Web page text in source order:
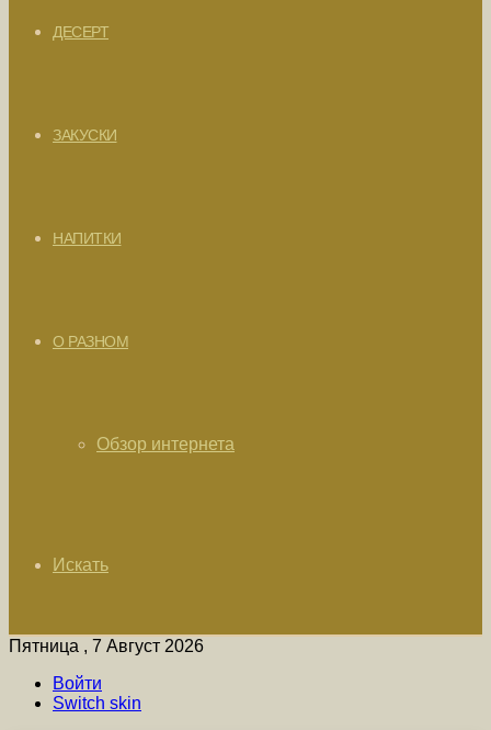
ДЕСЕРТ
ЗАКУСКИ
НАПИТКИ
О РАЗНОМ
Обзор интернета
Искать
Пятница , 7 Август 2026
Войти
Switch skin